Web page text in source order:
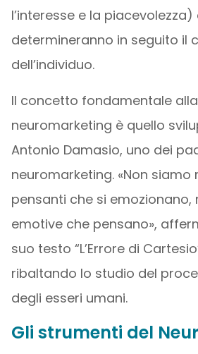
l’interesse e la piacevolezza)
determineranno in seguito il
dell’individuo.
Il concetto fondamentale
neuromarketing è quello
Antonio Damasio, uno dei
neuromarketing. «Non siamo
pensanti che si
emotive che pensano»,
suo testo “L’Errore di
ribaltando lo studio del
degli esseri umani.
Gli strumenti del